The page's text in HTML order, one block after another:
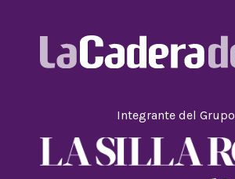
Integrante del Grupo